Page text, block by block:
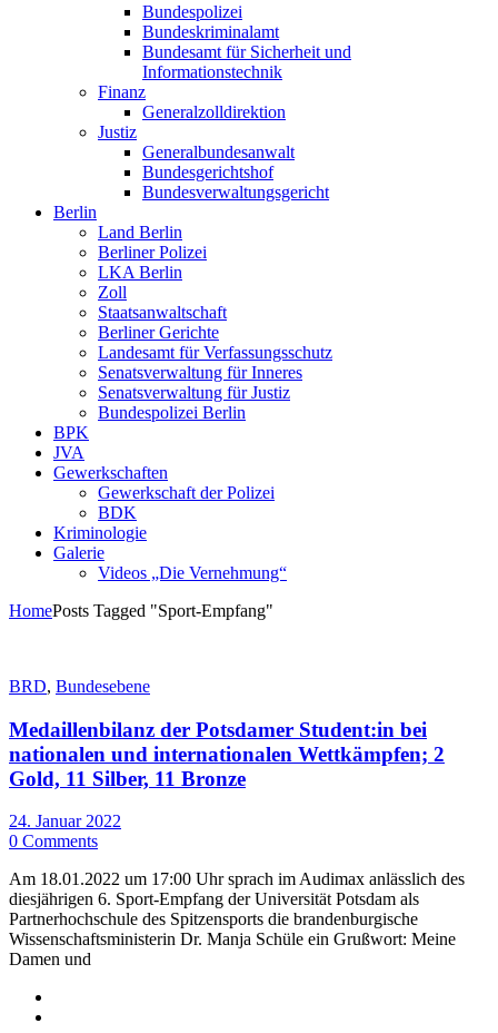
Bundespolizei
Bundeskriminalamt
Bundesamt für Sicherheit und
Informationstechnik
Finanz
Generalzolldirektion
Justiz
Generalbundesanwalt
Bundesgerichtshof
Bundesverwaltungsgericht
Berlin
Land Berlin
Berliner Polizei
LKA Berlin
Zoll
Staatsanwaltschaft
Berliner Gerichte
Landesamt für Verfassungsschutz
Senatsverwaltung für Inneres
Senatsverwaltung für Justiz
Bundespolizei Berlin
BPK
JVA
Gewerkschaften
Gewerkschaft der Polizei
BDK
Kriminologie
Galerie
Videos „Die Vernehmung“
HomePosts Tagged "Sport-Empfang"
BRD, Bundesebene
Medaillenbilanz der Potsdamer Student:in bei
nationalen und internationalen Wettkämpfen; 2
Gold, 11 Silber, 11 Bronze
24. Januar 2022
0 Comments
Am 18.01.2022 um 17:00 Uhr sprach im Audimax anlässlich des
diesjährigen 6. Sport-Empfang der Universität Potsdam als
Partnerhochschule des Spitzensports die brandenburgische
Wissenschaftsministerin Dr. Manja Schüle ein Grußwort: Meine
Damen und